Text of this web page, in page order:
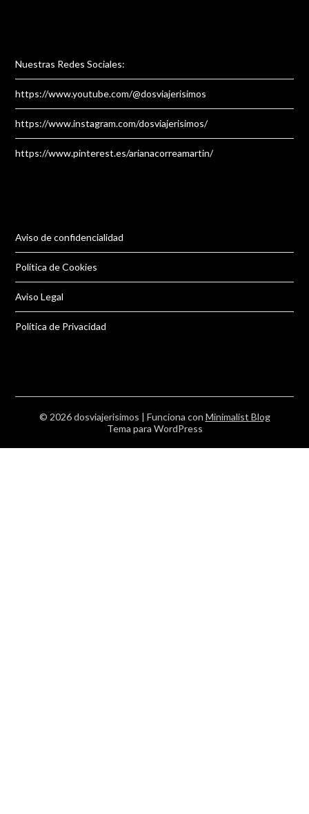
Nuestras Redes Sociales:
https://www.youtube.com/@dosviajerisimos
https://www.instagram.com/dosviajerisimos/
https://www.pinterest.es/arianacorreamartin/
Aviso de confidencialidad
Política de Cookies
Aviso Legal
Política de Privacidad
© 2026 dosviajerisimos | Funciona con Minimalist Blog
Tema para WordPress